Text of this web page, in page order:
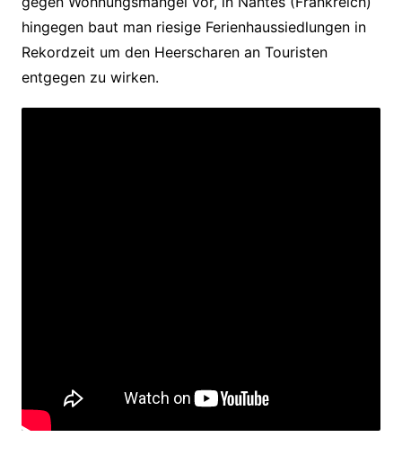
hingegen baut man riesige Ferienhaussiedlungen in
Rekordzeit um den Heerscharen an Touristen
entgegen zu wirken.